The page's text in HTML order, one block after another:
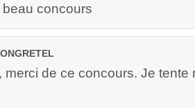
beau concours
merci de ce concours. Je